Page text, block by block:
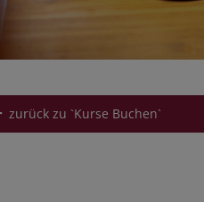
zurück zu `Kurse Buchen`